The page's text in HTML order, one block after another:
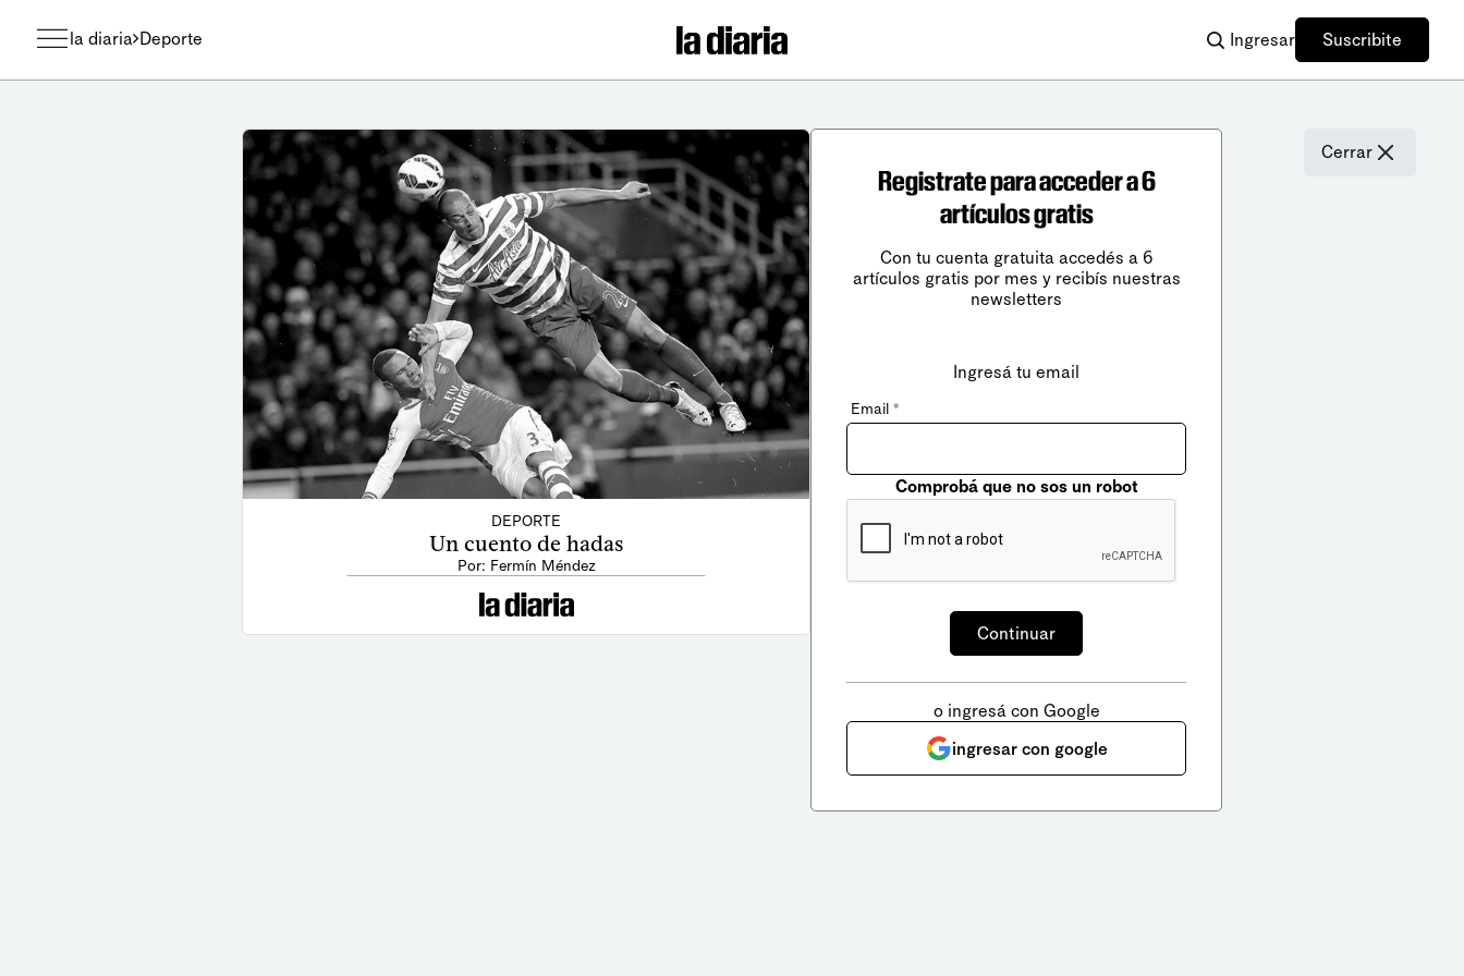
la diaria Deporte Ingresar Suscribite
DEPORTE
Un cuento de hadas
Por: Fermín Méndez
Cerrar
Registrate para acceder a 6
artículos gratis
Con tu cuenta gratuita accedés a 6
artículos gratis por mes y recibís nuestras
newsletters
Ingresá tu email
Email *
Comprobá que no sos un robot
o ingresá con Google
ingresar con google